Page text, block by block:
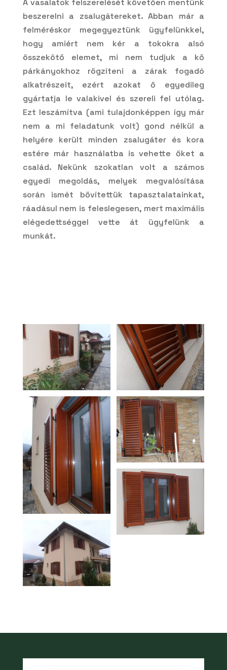
A vasalatok felszerelését követően mentünk
beszerelni a zsalugátereket. Abban már a
felméréskor megegyeztünk ügyfelünkkel,
hogy amiért nem kér a tokokra alsó
összekötő elemet, mi nem tudjuk a kő
párkányokhoz rögzíteni a zárak fogadó
alkatrészeit, ezért azokat ő egyedileg
gyártatja le valakivel és szereli fel utólag.
Ezt leszámítva (ami tulajdonképpen így már
nem a mi feladatunk volt) gond nélkül a
helyére került minden zsalugáter és kora
estére már használatba is vehette őket a
család. Nekünk szokatlan volt a számos
egyedi megoldás, melyek megvalósítása
során ismét bővítettük tapasztalatainkat,
ráadásul nem is feleslegesen, mert maximális
elégedettséggel vette át ügyfelünk a
munkát.